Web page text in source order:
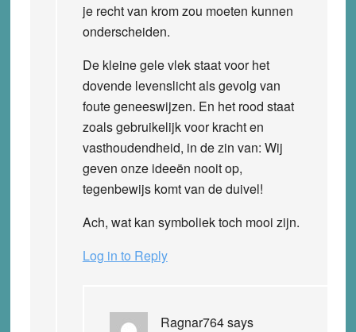
je recht van krom zou moeten kunnen
onderscheiden.
De kleine gele vlek staat voor het
dovende levenslicht als gevolg van
foute geneeswijzen. En het rood staat
zoals gebruikelijk voor kracht en
vasthoudendheid, in de zin van: Wij
geven onze ideeën nooit op,
tegenbewijs komt van de duivel!
Ach, wat kan symboliek toch mooi zijn.
Log in to Reply
Ragnar764says